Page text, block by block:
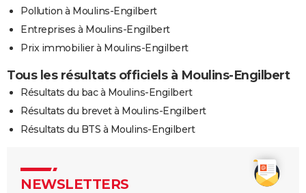
Pollution à Moulins-Engilbert
Entreprises à Moulins-Engilbert
Prix immobilier à Moulins-Engilbert
Tous les résultats officiels à Moulins-Engilbert
Résultats du bac à Moulins-Engilbert
Résultats du brevet à Moulins-Engilbert
Résultats du BTS à Moulins-Engilbert
NEWSLETTERS